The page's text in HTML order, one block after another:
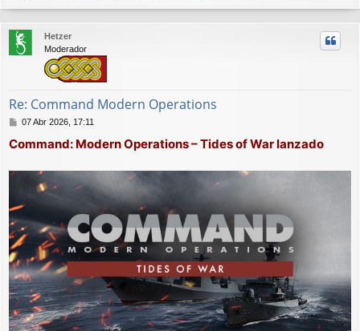
r
r
Hetzer
Moderador
Re: Command Modern Operations
M
n
a
07 Abr 2026, 17:11
Command: Modern Operations – Tides of War lanzado